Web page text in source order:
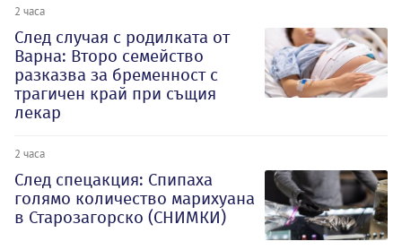
2 часа
След случая с родилката от
Варна: Второ семейство
разказва за бременност с
трагичен край при същия
лекар
2 часа
След спецакция: Спипаха
голямо количество марихуана
в Старозагорско (СНИМКИ)